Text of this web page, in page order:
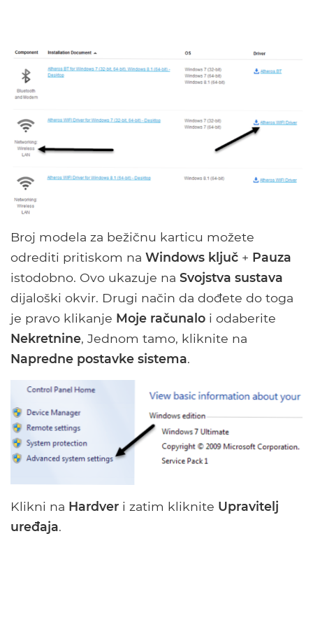
Broj modela za bežičnu karticu možete
odrediti pritiskom na Windows ključ + Pauza
istodobno. Ovo ukazuje na Svojstva sustava
dijaloški okvir. Drugi način da dođete do toga
je pravo klikanje Moje računalo i odaberite
Nekretnine, Jednom tamo, kliknite na
Napredne postavke sistema.
Klikni na Hardver i zatim kliknite Upravitelj
uređaja.